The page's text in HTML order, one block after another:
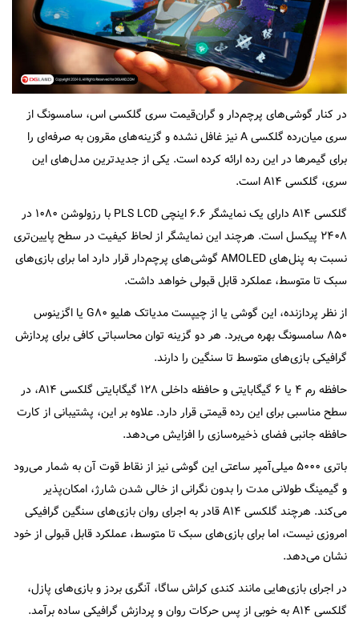
در کنار گوشی‌های پرچم‌دار و گران‌قیمت سری گلکسی اس، سامسونگ از
سری میان‌رده گلکسی A نیز غافل نشده و گزینه‌های مقرون به صرفه‌ای را
برای گیمرها در این رده ارائه کرده است. یکی از جدیدترین مدل‌های این
سری، گلکسی A۱۴ است.
گلکسی A۱۴ دارای یک نمایشگر ۶.۶ اینچی PLS LCD با رزولوشن ۱۰۸۰ در
۲۴۰۸ پیکسل است. هرچند این نمایشگر از لحاظ کیفیت در سطح پایین‌تری
نسبت به پنل‌های AMOLED گوشی‌های پرچم‌دار قرار دارد اما برای بازی‌های
سبک تا متوسط، عملکرد قابل قبولی خواهد داشت.
از نظر پردازنده، این گوشی یا از چیپست مدیاتک هلیو G۸۰ یا اگزینوس
۸۵۰ سامسونگ بهره می‌برد. هر دو گزینه توان محاسباتی کافی برای پردازش
گرافیکی بازی‌های متوسط تا سنگین را دارند.
حافظه رم ۴ یا ۶ گیگابایتی و حافظه داخلی ۱۲۸ گیگابایتی گلکسی A۱۴، در
سطح مناسبی برای این رده قیمتی قرار دارد. علاوه بر این، پشتیبانی از کارت
حافظه جانبی فضای ذخیره‌سازی را افزایش می‌دهد.
باتری ۵۰۰۰ میلی‌آمپر ساعتی این گوشی نیز از نقاط قوت آن به شمار می‌رود
و گیمینگ طولانی مدت را بدون نگرانی از خالی شدن شارژ، امکان‌پذیر
می‌کند. هرچند گلکسی A۱۴ قادر به اجرای روان بازی‌های سنگین گرافیکی
امروزی نیست، اما برای بازی‌های سبک تا متوسط، عملکرد قابل قبولی از خود
نشان می‌دهد.
در اجرای بازی‌هایی مانند کندی کراش ساگا، آنگری بردز و بازی‌های پازل،
گلکسی A۱۴ به خوبی از پس حرکات روان و پردازش گرافیکی ساده برآمد.